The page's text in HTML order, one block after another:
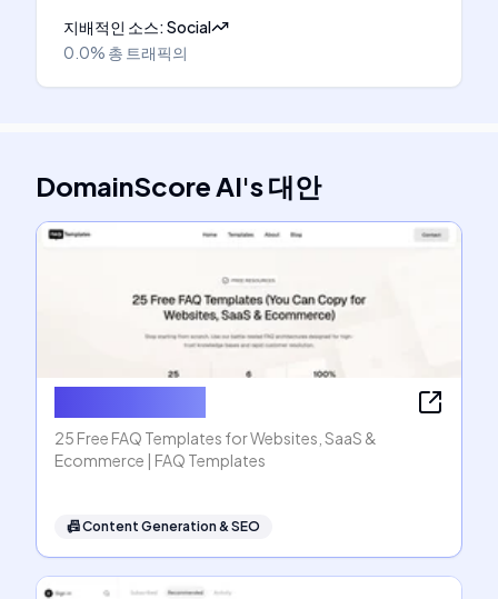
지배적인 소스:Social
0.0% 총 트래픽의
DomainScore AI's대안
25 Free FAQ Templates for Websites, SaaS &
Ecommerce | FAQ Templates
📠Content Generation & SEO